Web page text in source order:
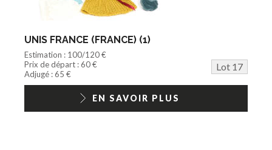
UNIS FRANCE (FRANCE) (1)
Estimation : 100/120 €
Prix de départ : 60 €
Lot 17
Adjugé : 65 €
EN SAVOIR PLUS